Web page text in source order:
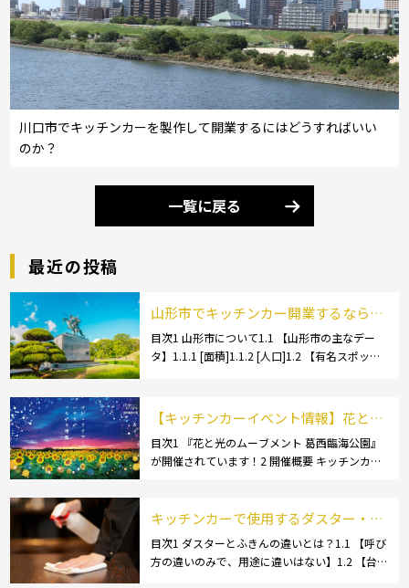
川口市でキッチンカーを製作して開業するにはどうすればいい
のか？
一覧に戻る
最近の投稿
山形市でキッチンカー開業するなら格
安のレンタル・リース！営業許可取得
の流れも解説！
目次1 山形市について1.1 【山形市の主なデー
タ】1.1.1 [面積]1.1.2 [人口]1.2 【有名スポッ
【キッチンカーイベント情報】花と光
のムーブメント 葛西臨海公園が開催さ
れています！
目次1 『花と光のムーブメント 葛西臨海公園』
が開催されています！2 開催概要 キッチンカー
ルメイベントが催されています。 開業前にキ
キッチンカーで使用するダスター・ふ
きんの選び方とは？おすすめ商品3選
も紹介！
目次1 ダスターとふきんの違いとは？1.1 【呼び
方の違いのみで、用途に違いはない】1.2 【台